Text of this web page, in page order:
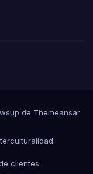
de Themeansar
clientes